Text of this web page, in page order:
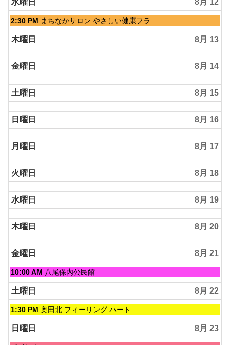
水
曜
日,
8
月
12th
2026
2:30 PM まちなかサロン やさしい健康フラ
木曜日 8月 13
金曜日 8月 14
土曜日 8月 15
日曜日 8月 16
月曜日 8月 17
火曜日 8月 18
水曜日 8月 19
木曜日 8月 20
金曜日 8月 21
金
曜
日,
8
月
21st
2026
10:00 AM 八尾保内公民館
土曜日 8月 22
土
曜
日,
8
1:30 PM 奥田北 フィーリング ハート
日曜日 8月 23